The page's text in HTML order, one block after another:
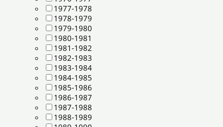
1977-1978
1978-1979
1979-1980
1980-1981
1981-1982
1982-1983
1983-1984
1984-1985
1985-1986
1986-1987
1987-1988
1988-1989